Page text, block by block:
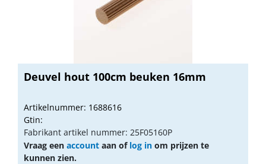
Deuvel hout 100cm beuken 16mm
Artikelnummer: 1688616
Gtin:
Fabrikant artikel nummer: 25F05160P
Vraag een account aan of log in om prijzen te
kunnen zien.